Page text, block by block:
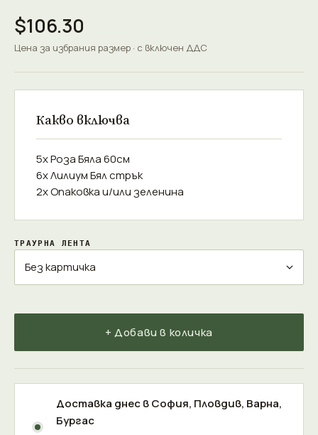
$106.30
Цена за избрания размер · с включен ДДС
Какво включва
5x Роза Бяла 60см
6x Лилиум Бял стрък
2x Опаковка и/или зеленина
ТРАУРНА ЛЕНТА
+ Добави в количка
Доставка днес вСофия, Пловдив, Варна,
Бургас